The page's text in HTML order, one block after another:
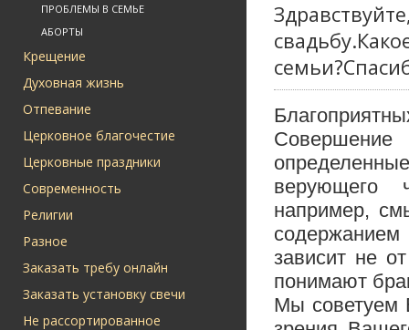
ПРОБЛЕМЫ В СЕМЬЕ
АБОРТЫ
Крещение
Духовная жизнь
Отпевание
Церковное благочестие
Церковные праздники
Современность
Религии
Разное
Заказать требу онлайн
Заказать установку свечи
Не рассортированное
верующего
например,
содержанием
зависит не
понимают
Мы советуем